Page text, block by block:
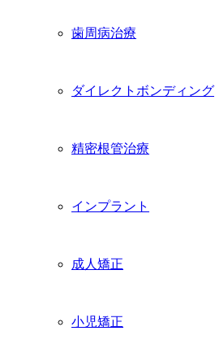
歯周病治療
ダイレクトボンディング
精密根管治療
インプラント
成人矯正
小児矯正